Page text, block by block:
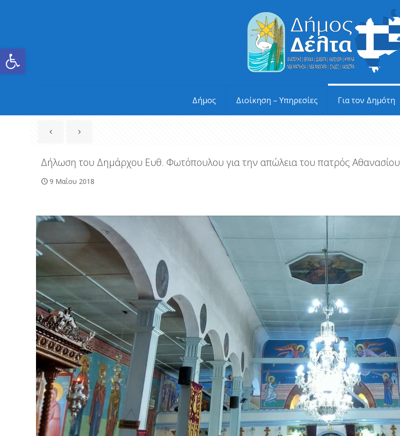
Ανοίξτε τη γραμμή εργαλείων
Δήμος Διοίκηση – Υπηρεσίες Για τον Δημότη
Δήλωση του Δημάρχου Ευθ. Φωτόπουλου για την απώλεια του πατρός Αθανασίου
9 Μαΐου 2018